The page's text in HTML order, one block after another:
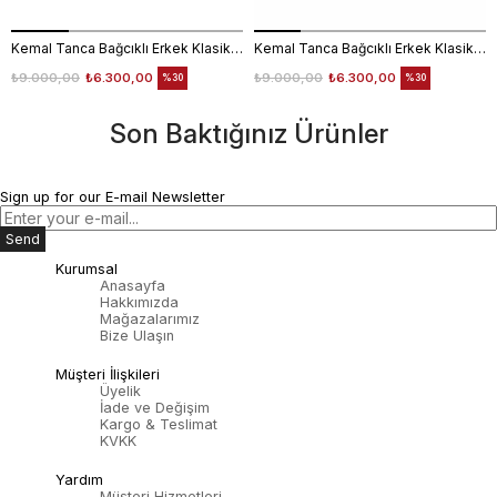
Kemal Tanca Bağcıklı Erkek Klasik Ayakkabı 700
₺6.300,00
₺9.000,00 %30
Kemal Tanca Bağcıklı Erkek Klasik Ayakkabı 700
₺6.300,00
₺9.000,00 %30
Son Baktığınız Ürünler
Sign up for our E-mail Newsletter
Send
Kurumsal
Anasayfa
Hakkımızda
Mağazalarımız
Bize Ulaşın
Müşteri İlişkileri
Üyelik
İade ve Değişim
Kargo & Teslimat
KVKK
Yardım